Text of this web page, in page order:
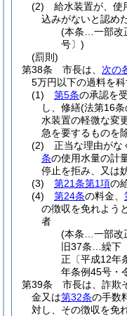
(2)
給水装置が、使
込みがないと認め
(本条…一部改
号〕)
(罰則)
第38条
市長は、 次の
5万円以下の過料を科
(1)
第5条の承認を
し、修繕(法第16
水装置の軽微な変
急を要するものを
(2)
正当な理由がな
条の使用水量の計量
停止を拒み、又は
(3)
第21条第1項の
(4)
第24条の料金、
の徴収を免れよう
者
(本条…一部改
旧37条…繰下
正〔平成12年
年条例45号・
第39条
市長は、詐欺
金又は第32条の手数
対し、その徴収を免